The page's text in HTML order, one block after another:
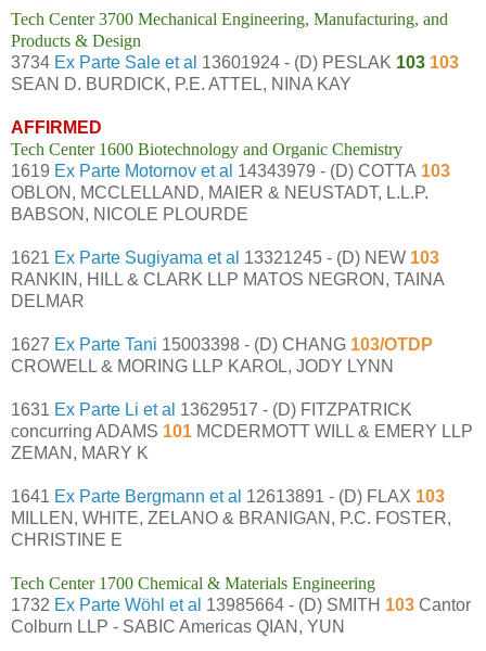
Tech Center 3700 Mechanical Engineering, Manufacturing, and
Products & Design
3734 Ex Parte Sale et al 13601924 - (D) PESLAK 103 103
SEAN D. BURDICK, P.E. ATTEL, NINA KAY
AFFIRMED
Tech Center 1600 Biotechnology and Organic Chemistry
1619 Ex Parte Motornov et al 14343979 - (D) COTTA 103
OBLON, MCCLELLAND, MAIER & NEUSTADT, L.L.P.
BABSON, NICOLE PLOURDE
1621 Ex Parte Sugiyama et al 13321245 - (D) NEW 103
RANKIN, HILL & CLARK LLP MATOS NEGRON, TAINA
DELMAR
1627 Ex Parte Tani 15003398 - (D) CHANG 103/OTDP
CROWELL & MORING LLP KAROL, JODY LYNN
1631 Ex Parte Li et al 13629517 - (D) FITZPATRICK
concurring ADAMS 101 MCDERMOTT WILL & EMERY LLP
ZEMAN, MARY K
1641 Ex Parte Bergmann et al 12613891 - (D) FLAX 103
MILLEN, WHITE, ZELANO & BRANIGAN, P.C. FOSTER,
CHRISTINE E
Tech Center 1700 Chemical & Materials Engineering
1732 Ex Parte Wöhl et al 13985664 - (D) SMITH 103 Cantor
Colburn LLP - SABIC Americas QIAN, YUN